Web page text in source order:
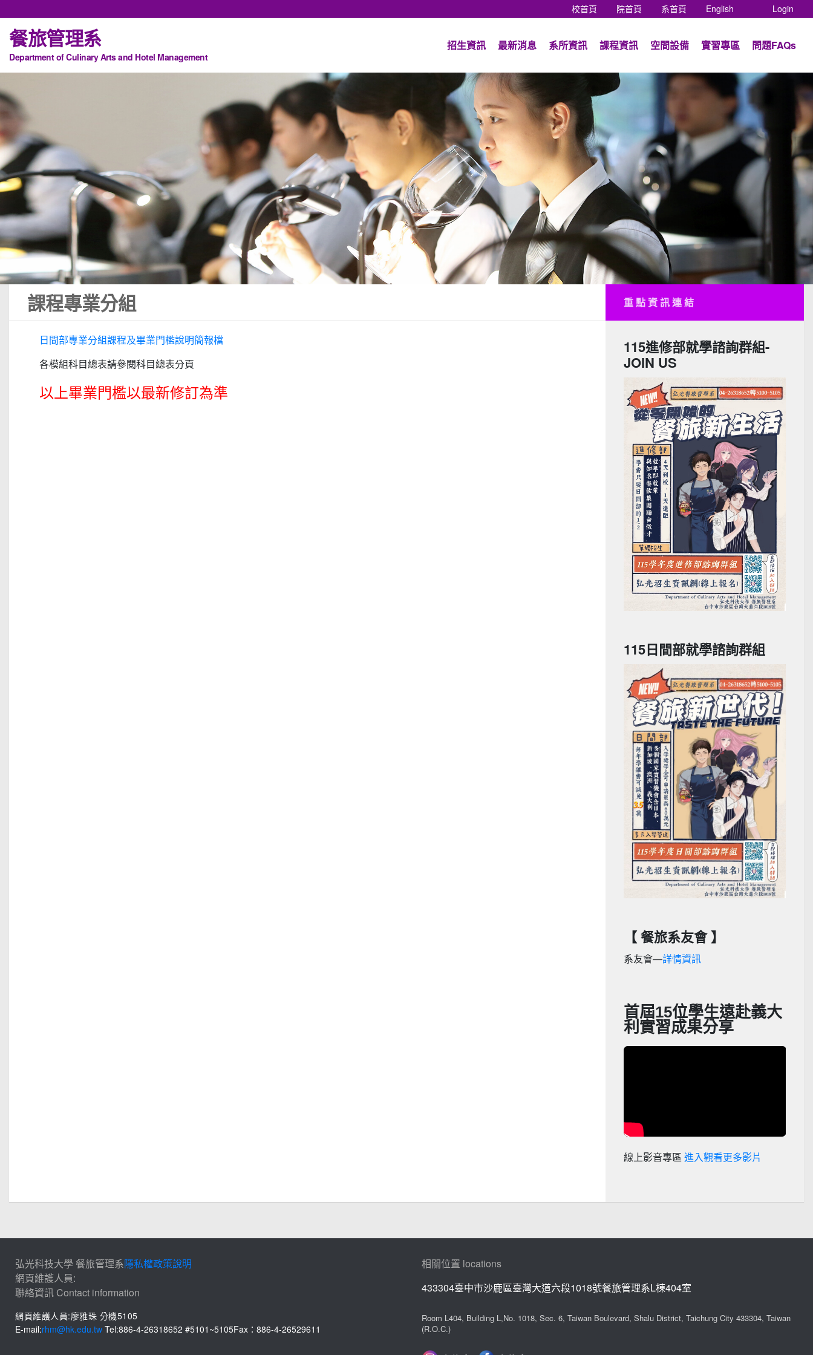
校首頁 (current)院首頁 (current)系首頁 (current)English (current)
Login
餐旅管理系
Department of Culinary Arts and Hotel Management
招生資訊 最新消息 系所資訊 課程資訊 空間設備 實習專區 問題FAQs
課程專業分組
日間部專業分組課程及畢業門檻說明簡報檔
各模組科目總表請參閱科目總表分頁
以上畢業門檻以最新修訂為準
重 點 資 訊 連 結
115進修部就學諮詢群組-
JOIN US
115日間部就學諮詢群組
【 餐旅系友會 】
系友會—詳情資訊
首屆15位學生遠赴義大
利實習成果分享
線上影音專區 進入觀看更多影片
弘光科技大學 餐旅管理系隱私權政策說明
網頁維護人員:
聯絡資訊 Contact information
網頁維護人員:廖雅珠 分機5105
E-mail:rhm@hk.edu.tw Tel:886-4-26318652 #5101~5105Fax：886-4-26529611
相關位置 locations
433304臺中市沙鹿區臺灣大道六段1018號餐旅管理系L棟404室
Room L404, Building L,No. 1018, Sec. 6, Taiwan Boulevard, Shalu District, Taichung City 433304, Taiwan
(R.O.C.)